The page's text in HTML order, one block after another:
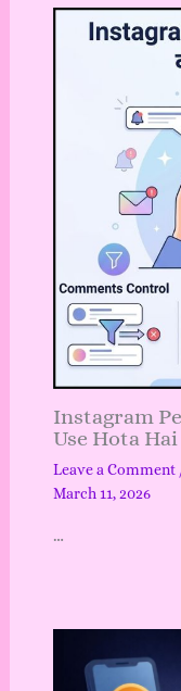
Instagram
Use Hota Hai
Leave a Comment
March 11, 2026
…